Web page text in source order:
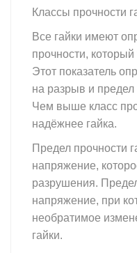
Классы прочности
Все гайки имеют
прочности,
Этот показатель
на разрыв и предел
Чем выше класс
надёжнее гайка.
Предел прочности
напряжение,
разрушения.
напряжение, при
необратимое
гайки.